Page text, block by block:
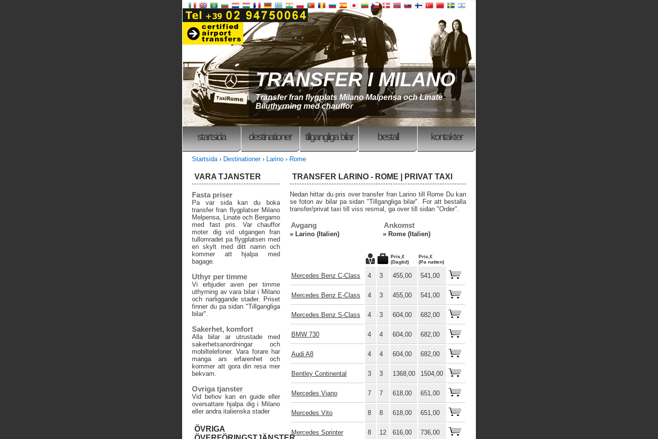
TRANSFER I MILANO
Transfer fran flygplats Milano Malpensa och Linate
Biluthyrning med chauffor
startsida destinationer tillgangliga bilar bestall kontakter
Startsida› Destinationer› Larino › Rome
TRANSFER LARINO - ROME | PRIVAT TAXI
Nedan hittar du pris over transfer fran Larino till Rome Du kan
se foton av bilar pa sidan "Tillgangliga bilar". For att bestalla
transfer/privat taxi till viss resmal, ga over till sidan "Order".
Avgang
» Larino (Italien)
Ankomst
» Rome (Italien)
Pris,€
(Dagtid)
Pris,€
(Pa natten)
Mercedes Benz C-Class 4 3 455,00 541,00
Mercedes Benz E-Class 4 3 455,00 541,00
Mercedes Benz S-Class 4 3 604,00 682,00
BMW 730 4 4 604,00 682,00
Audi A8 4 4 604,00 682,00
Bentley Continental 3 3 1368,00 1504,00
Mercedes Viano 7 7 618,00 651,00
Mercedes Vito 8 8 618,00 651,00
Mercedes Sprinter 8 12 616,00 736,00
VARA TJANSTER
Fasta priser
Pa var sida kan du boka
transfer fran flygplatser Milano
Melpensa, Linate och Bergamo
med fast pris. Var chauffor
moter dig vid utgangen fran
tullomradet pa flygplatsen med
en skylt med ditt namn och
kommer att hjalpa med
bagage.
Uthyr per timme
Vi erbjuder aven per timme
uthyrning av vara bilar i Milano
och narliggande stader. Priset
finner du pa sidan "Tillgangliga
bilar".
Sakerhet, komfort
Alla bilar ar utrustade med
sakerhetsanordningar och
mobiltelefoner. Vara forare har
manga ars erfarenhet och
kommer att gora din resa mer
bekvam.
Ovriga tjanster
Vid behov kan en guide eller
oversattare hjalpa dig i Milano
eller andra italienska stader
ÖVRIGA